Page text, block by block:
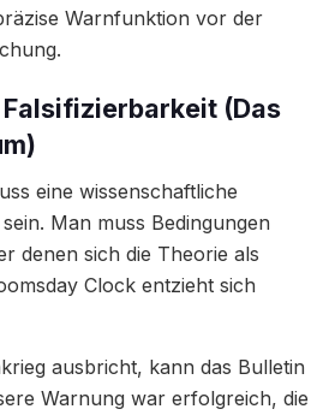
Warnfunktion vor der
(Das
eine wissenschaftliche
Man muss Bedingungen
denen sich die Theorie als
Clock entzieht sich
ausbricht, kann das Bulletin
Warnung war erfolgreich, die